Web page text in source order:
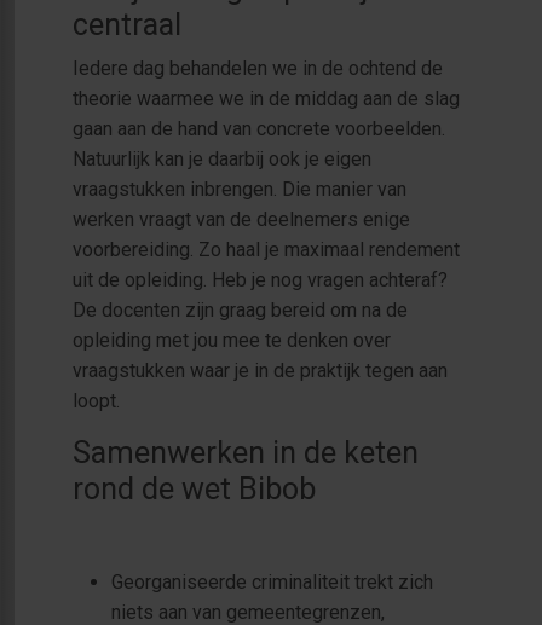
centraal
Iedere dag behandelen we in de ochtend de
theorie waarmee we in de middag aan de slag
gaan aan de hand van concrete voorbeelden.
Natuurlijk kan je daarbij ook je eigen
vraagstukken inbrengen. Die manier van
werken vraagt van de deelnemers enige
voorbereiding. Zo haal je maximaal rendement
uit de opleiding. Heb je nog vragen achteraf?
De docenten zijn graag bereid om na de
opleiding met jou mee te denken over
vraagstukken waar je in de praktijk tegen aan
loopt.
Samenwerken in de keten
rond de wet Bibob
Georganiseerde criminaliteit trekt zich
niets aan van gemeentegrenzen,